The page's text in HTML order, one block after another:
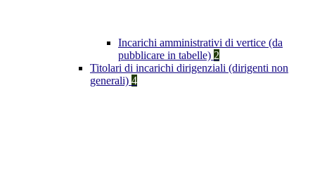
Incarichi amministrativi di vertice (da
pubblicare in tabelle) 2
Titolari di incarichi dirigenziali (dirigenti non
generali) 4